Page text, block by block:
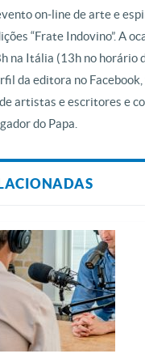
on-line de arte e
“Frate Indovino”. A
na Itália (13h no horário
da editora no
artistas e escritores e
do Papa.